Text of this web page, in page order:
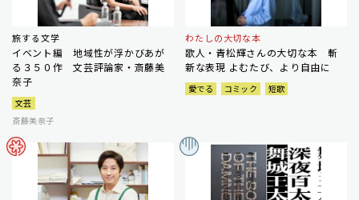
旅する文学
イベント編 地域性が浮かびあが
る３５０作 文芸評論家・斎藤美
奈子
文芸
斎藤美奈子
わたしの大切な本
歌人・青松輝さんの大切な本 斬
新な表現 よむたび、より自由に
愛でる コミック 短歌